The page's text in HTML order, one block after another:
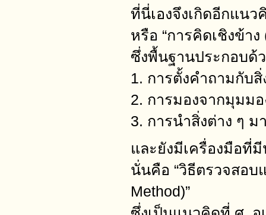
ที่นี่เองจึงเกิดอีกแน
หรือ “การคิดเชิงข้า
ซึ่งพื้นฐานประกอบด้
1. การตั้งคำถามกับ
2. การมองจากมุมม
3. การนำสิ่งต่าง ๆ
และยังมีเครื่องมือที่
นั่นคือ “วิธีตรวจสอบ
Method)”